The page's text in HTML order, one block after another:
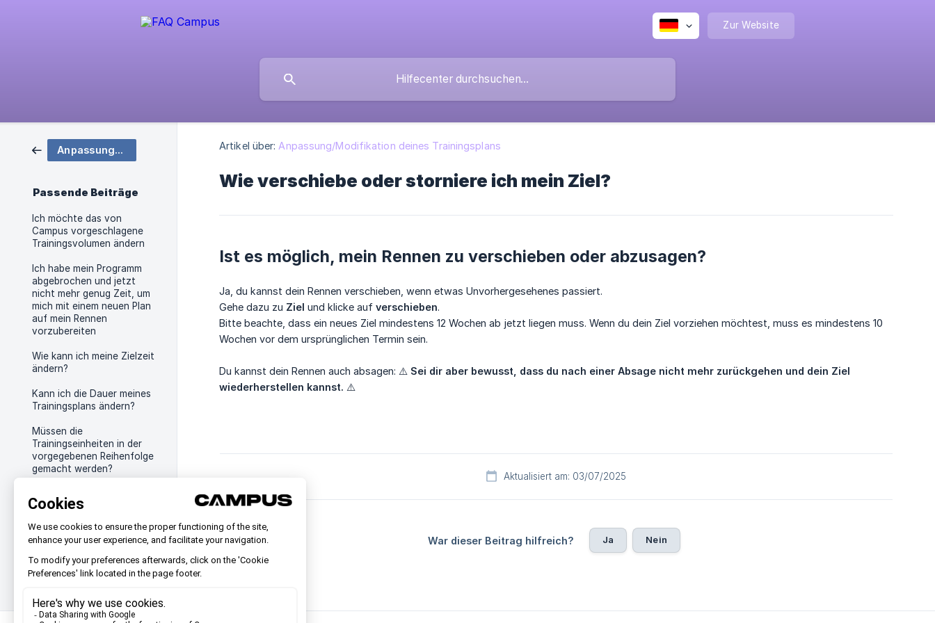
Zur Website
Anpassung/Modifikation deines Trainingsplans
Passende Beiträge
Ich möchte das von
Campus vorgeschlagene
Trainingsvolumen ändern
Ich habe mein Programm
abgebrochen und jetzt
nicht mehr genug Zeit, um
mich mit einem neuen Plan
auf mein Rennen
vorzubereiten
Wie kann ich meine Zielzeit
ändern?
Kann ich die Dauer meines
Trainingsplans ändern?
Müssen die
Trainingseinheiten in der
vorgegebenen Reihenfolge
gemacht werden?
sich zu einfach oder zu
ihn anpassen?
Artikel über: Anpassung/Modifikation deines Trainingsplans
Wie verschiebe oder storniere ich mein Ziel?
Ist es möglich, mein Rennen zu verschieben oder abzusagen?
Ja, du kannst dein Rennen verschieben, wenn etwas Unvorhergesehenes passiert.
Gehe dazu zu Ziel und klicke auf verschieben.
Bitte beachte, dass ein neues Ziel mindestens 12 Wochen ab jetzt liegen muss. Wenn du dein Ziel vorziehen möchtest, muss es mindestens 10
Wochen vor dem ursprünglichen Termin sein.
Du kannst dein Rennen auch absagen: ⚠️ Sei dir aber bewusst, dass du nach einer Absage nicht mehr zurückgehen und dein Ziel
wiederherstellen kannst. ⚠️
Aktualisiert am: 03/07/2025
War dieser Beitrag hilfreich? Ja Nein